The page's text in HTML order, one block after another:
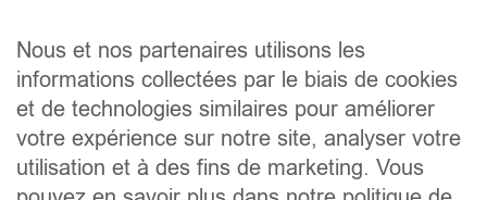
PODCAST
ÉMISSIONS
ANIMATEURS
Nous et nos partenaires utilisons les
informations collectées par le biais de cookies
et de technologies similaires pour améliorer
votre expérience sur notre site, analyser votre
utilisation et à des fins de marketing. Vous